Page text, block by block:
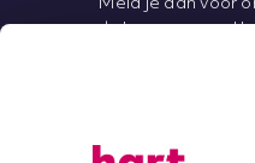
Meld je aan voor